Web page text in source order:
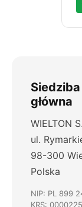
Siedziba
główna
WIELTON
ul.
98-300
Polska
NIP: PL 899
KRS: